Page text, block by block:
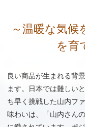
～温暖な気候
を育
良い商品が生まれる背
ます。日本では難しい
ち早く挑戦した山内フ
味わいは、「山内さん